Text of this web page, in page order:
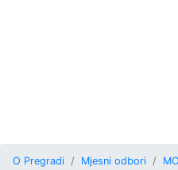
O Pregradi Mjesni odbori